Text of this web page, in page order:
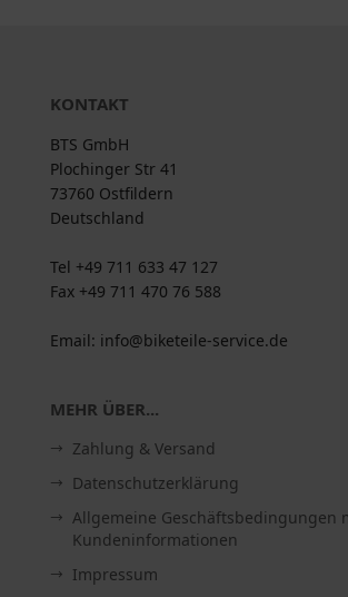
KONTAKT
BTS GmbH
Plochinger Str 41
73760 Ostfildern
Deutschland
Tel +49 711 633 47 127
Fax +49 711 470 76 588
Email: info@biketeile-service.de
MEHR ÜBER...
Zahlung & Versand
Datenschutzerklärung
Allgemeine Geschäftsbedingungen
Kundeninformationen
Impressum